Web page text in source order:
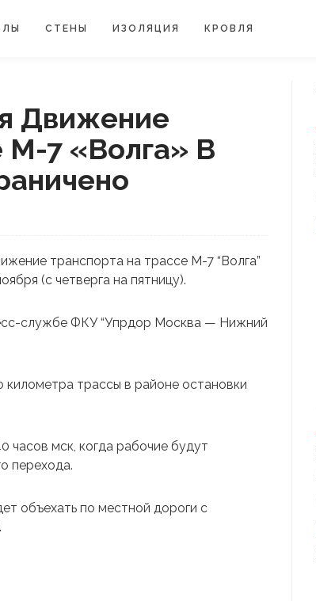
СТЕНЫ ИЗОЛЯЦИЯ КРОВЛЯ
Движение
М-7 «Волга» В
транспорта на трассе М-7 “Волга”
(с четверга на пятницу).
службе ФКУ “Упрдор Москва — Нижний
километра трассы в районе остановки
часов мск, когда рабочие будут
перехода.
объехать по местной дороги с